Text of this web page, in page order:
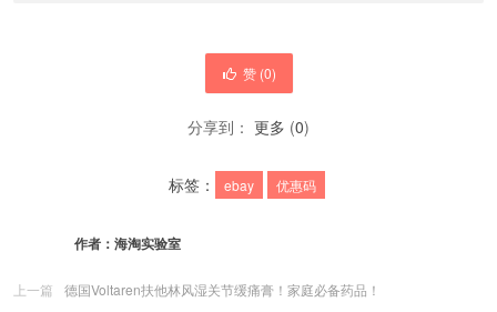
赞 (0)
分享到： 更多 (0)
标签： ebay 优惠码
作者： 海淘实验室
上一篇
德国Voltaren扶他林风湿关节缓痛膏！家庭必备药品！